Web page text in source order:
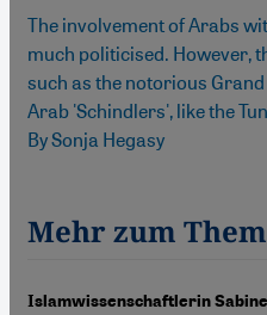
The involvement of Arabs
much politicised. However,
such as the notorious
Arab 'Schindlers', like the
By Sonja Hegasy
Mehr zum
Islamwissenschaftlerin